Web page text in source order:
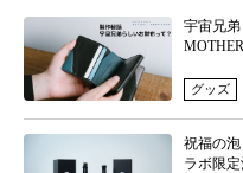
宇宙兄弟
グッズ
祝福の
ラボ限